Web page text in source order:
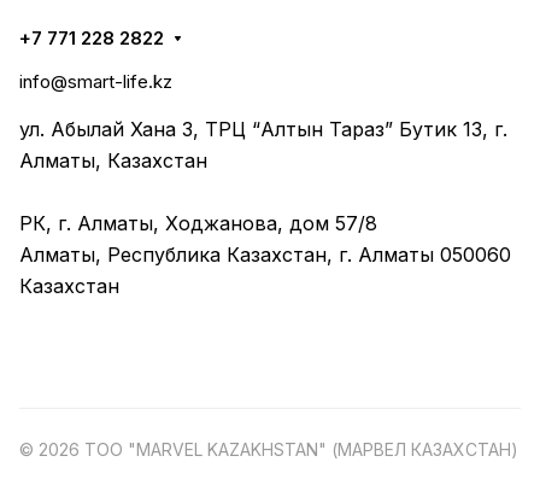
+7 771 228 2822
info@smart-life.kz
ул. Абылай Хана 3, ТРЦ “Алтын Тараз” Бутик 13, г.
Алматы, Казахстан
РК, г. Алматы, Ходжанова, дом 57/8
Алматы, Республика Казахстан, г. Алматы 050060
Казахстан
© 2026 ТОО "MARVEL KAZAKHSTAN" (МАРВЕЛ КАЗАХСТАН)